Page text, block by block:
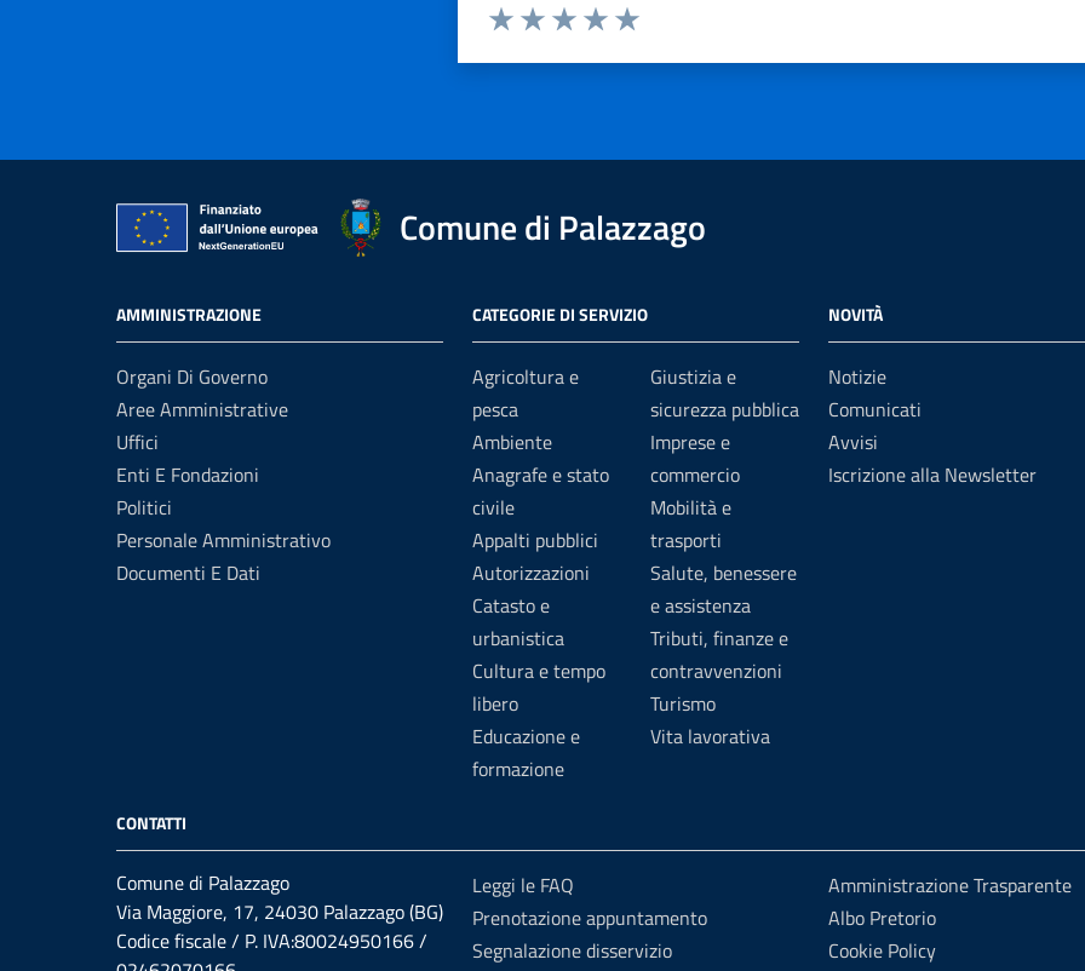
Comune di Palazzago
AMMINISTRAZIONE
Organi Di Governo
Aree Amministrative
Uffici
Enti E Fondazioni
Politici
Personale Amministrativo
Documenti E Dati
CATEGORIE DI SERVIZIO
Agricoltura e
pesca
Ambiente
Anagrafe e stato
civile
Appalti pubblici
Autorizzazioni
Catasto e
urbanistica
Cultura e tempo
libero
Educazione e
formazione
Giustizia e
sicurezza pubblica
Imprese e
commercio
Mobilità e
trasporti
Salute, benessere
e assistenza
Tributi, finanze e
contravvenzioni
Turismo
Vita lavorativa
NOVITÀ
Notizie
Comunicati
Avvisi
Iscrizione alla Newsletter
CONTATTI
Comune di Palazzago
Via Maggiore, 17, 24030 Palazzago (BG)
Codice fiscale / P. IVA:80024950166 /
Leggi le FAQ
Prenotazione appuntamento
Segnalazione disservizio
Amministrazione Trasparente
Albo Pretorio
Cookie Policy